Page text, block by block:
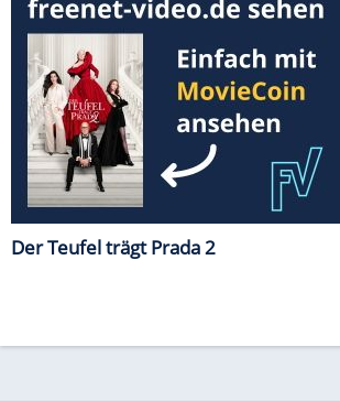
Der Teufel trägt Prada 2